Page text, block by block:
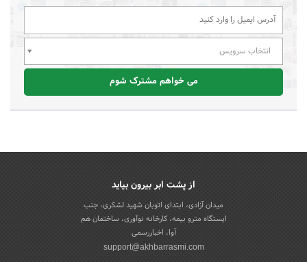
انتخاب سرویس
می خواهم مشترک شوم
از پشت ابر بیرون بیاید
میدان آزادی، ابتدای اتوبان شهید لشکری، جنب
ایستگاه مترو بیمه، کارخانه نوآوری، ساختمان هم
آوا، اخباررسمی
support@akhbarrasmi.com